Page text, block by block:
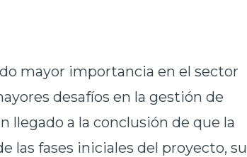
mayor importancia en el sector
desafíos en la gestión de
llegado a la conclusión de que la
las fases iniciales del proyecto, su